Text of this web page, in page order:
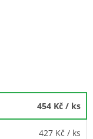
454 Kč / ks
427 Kč / ks